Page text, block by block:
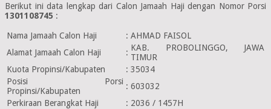
Berikut ini data lengkap dari Calon Jamaah Haji dengan Nomor Porsi
1301108745 :
Nama Jamaah Calon Haji : AHMAD FAISOL
Alamat Jamaah Calon Haji
: KAB. PROBOLINGGO, JAWA
TIMUR
Kuota Propinsi/Kabupaten
: 35034
Posisi Porsi
Propinsi/Kabupaten
: 603032
Perkiraan Berangkat Haji
: 2036 / 1457H